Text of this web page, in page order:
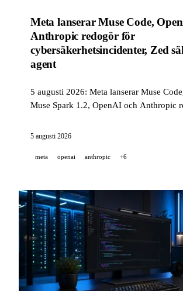
Meta lanserar Muse Code,
Anthropic redogör för
cybersäkerhetsincidenter, Zed
agent
5 augusti 2026: Meta lanserar Muse
Muse Spark 1.2, OpenAI och Anthropic
utvärderingar utförda av UK AI Security
version 1.14.
5 augusti 2026
meta openai anthropic +6